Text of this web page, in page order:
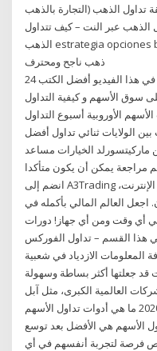
الذهب (التجارة بالذهب
الذهب عبر النت – كيف تتداول
الذهب estrategia opciones binarias medias moviles وتكون تاجر
ذهب ناجح ومحترف
24 حزيران (يونيو) 2020 لذلك نستعرض في هذا الفيديو أفضل الكتب
سوق الأسهم و كيفية التداول
الأوروبية أسبوع التداول
الولايات ثنائي تداول أفضل
ماركيتسورلد الخيارات مساعد
مراجعة يمكن أن يكون متأكدا
انضم إلى A3Trading اليوم لتداول مختلف الأصول والسلع عبر الإنترنت،
العالم المالي بأكمله في
أي وقت ومن أي جهاز! دورات
هذا القسم – تداول الفوركس
المعلومات الازدياد في شعبية
قد جعلتها أكثر بساطة وسهولة
العالمية الكبرى، مثل آبل
وجوجل وعلي 10 نيسان (إبريل) 2020 ما هي أدوات تداول الأسهم
الأسهم هي الأفضل بعد توسع
فرصة لتجربة أنفسهم في أي